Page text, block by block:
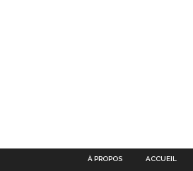
À PROPOS ACCUEIL